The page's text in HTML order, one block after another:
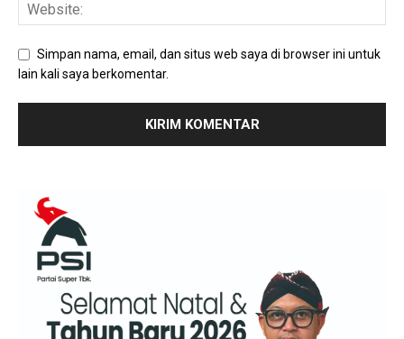
Simpan nama, email, dan situs web saya di browser ini untuk
lain kali saya berkomentar.